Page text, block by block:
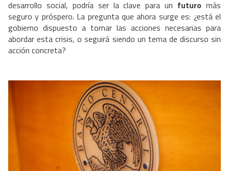
desarrollo social, podría ser la clave para un futuro más
seguro y próspero. La pregunta que ahora surge es: ¿está el
gobierno dispuesto a tomar las acciones necesarias para
abordar esta crisis, o seguirá siendo un tema de discurso sin
acción concreta?